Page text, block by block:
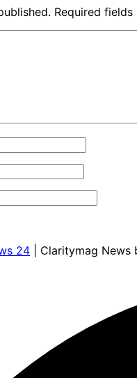
Required fields
24 | Claritymag News